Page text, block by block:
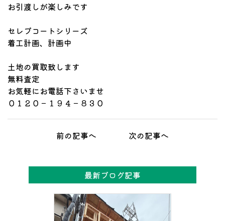
お引渡しが楽しみです
セレブコートシリーズ
着工計画、計画中
土地の買取致します
無料査定
お気軽にお電話下さいませ
０１２０－１９４－８３０
前の記事へ 次の記事へ
最新ブログ記事